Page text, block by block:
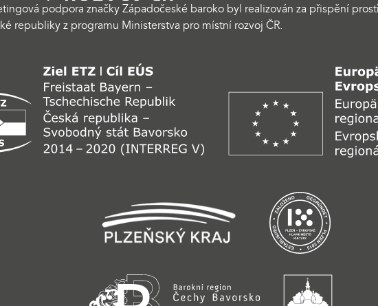
podpora značky Západočeské baroko byl realizován za přispění
republiky z programu Ministerstva pro místní rozvoj ČR.